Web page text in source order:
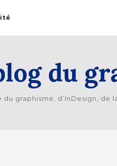
du
graphisme, d’InDesign, de